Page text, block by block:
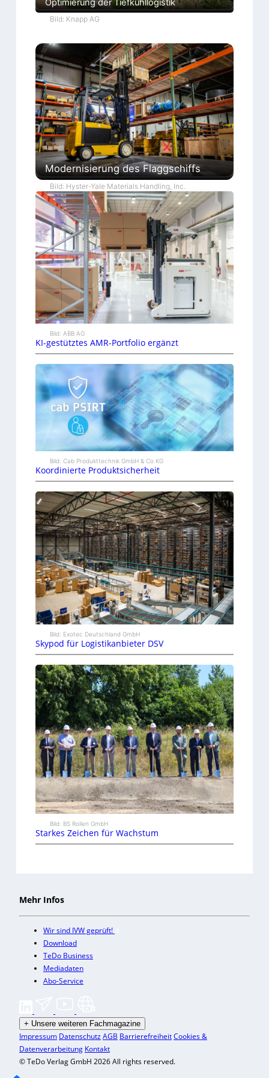
Optimierung der Tiefkühllogistik
Bild: Knapp AG
Modernisierung des Flaggschiffs
Bild: Hyster-Yale Materials Handling, Inc.
Bild: ABB AG
KI-gestütztes AMR-Portfolio ergänzt
Bild: Cab Produkttechnik GmbH & Co KG
Koordinierte Produktsicherheit
Bild: Exotec Deutschland GmbH
Skypod für Logistikanbieter DSV
Bild: BS Rollen GmbH
Starkes Zeichen für Wachstum
Mehr Infos
Wir sind IVW geprüft!
Download
TeDo Business
Mediadaten
Abo-Service
+ Unsere weiteren Fachmagazine
Impressum DatenschutzAGB BarrierefreiheitCookies &
Datenverarbeitung Kontakt
© TeDo Verlag GmbH 2026 All rights reserved.